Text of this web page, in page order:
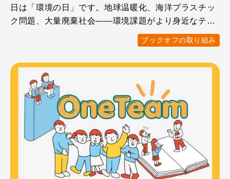
日は「環境の日」です。地球温暖化、海洋プラスチッ
ク問題、大量廃棄社会——環境課題がより身近なテー
ブックオフの取り組み